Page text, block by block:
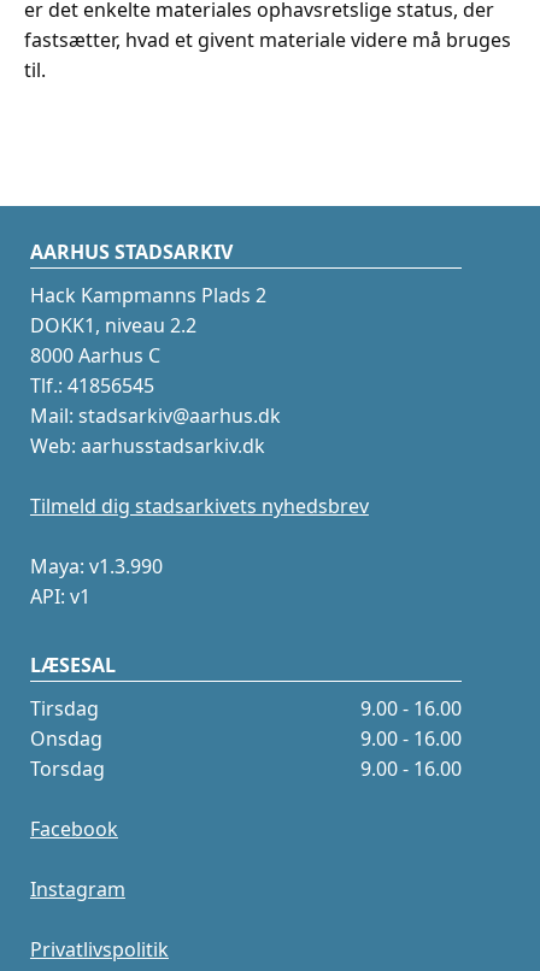
er det enkelte materiales ophavsretslige status, der
fastsætter, hvad et givent materiale videre må bruges
til.
AARHUS STADSARKIV
Hack Kampmanns Plads 2
DOKK1, niveau 2.2
8000 Aarhus C
Tlf.: 41856545
Mail: stadsarkiv@aarhus.dk
Web: aarhusstadsarkiv.dk
Tilmeld dig stadsarkivets nyhedsbrev
Maya: v1.3.990
API: v1
LÆSESAL
Tirsdag
9.00 - 16.00
Onsdag
9.00 - 16.00
Torsdag
9.00 - 16.00
Facebook
Instagram
Privatlivspolitik